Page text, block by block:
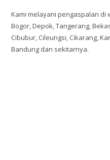
Kami melayani pengaspalan di
Bogor, Depok, Tangerang,
Cibubur, Cileungsi, Cikarang,
Bandung dan sekitarnya.